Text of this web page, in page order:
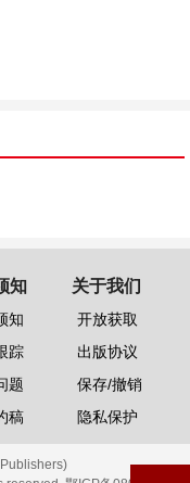
知
知
踪
题
稿
关于我们
开放获取
出版协议
保存/撤销
隐私保护